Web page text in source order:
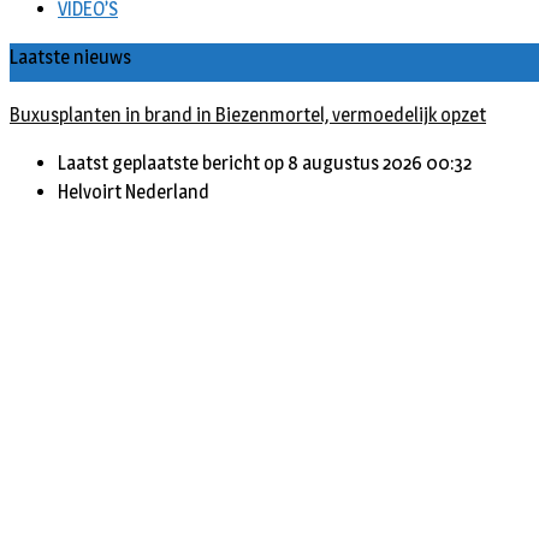
VIDEO’S
Laatste nieuws
Buxusplanten in brand in Biezenmortel, vermoedelijk opzet
Laatst geplaatste bericht op 8 augustus 2026 00:32
Helvoirt Nederland